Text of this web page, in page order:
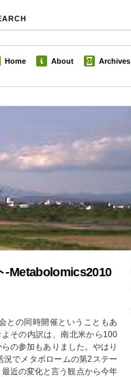
Home About Archives
-Metabolomics2010
との同時開催ということもあ
その内訳は、南北米から100
の参加もありました。やはり
でメタボロームの第2ステー
近の変化と言う観点から今年